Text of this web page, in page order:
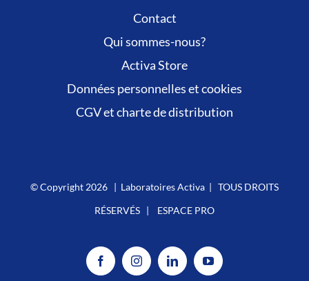
Contact
Qui sommes-nous?
Activa Store
Données personnelles et cookies
CGV et charte de distribution
© Copyright 2026 | Laboratoires Activa | TOUS DROITS
RÉSERVÉS | ESPACE PRO
FacebookInstagramLinkedInYouTube